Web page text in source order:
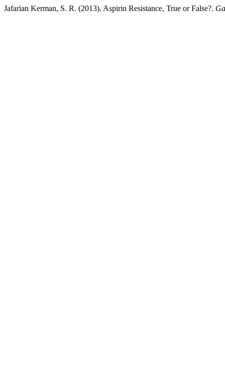
Jafarian Kerman, S. R. (2013). Aspirin Resistance, True or False?.